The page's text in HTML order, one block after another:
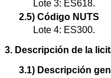
Lote 3: ES618.
2.5) Código NUTS
Lote 4: ES300.
3. Descripción de la
3.1) Descripción